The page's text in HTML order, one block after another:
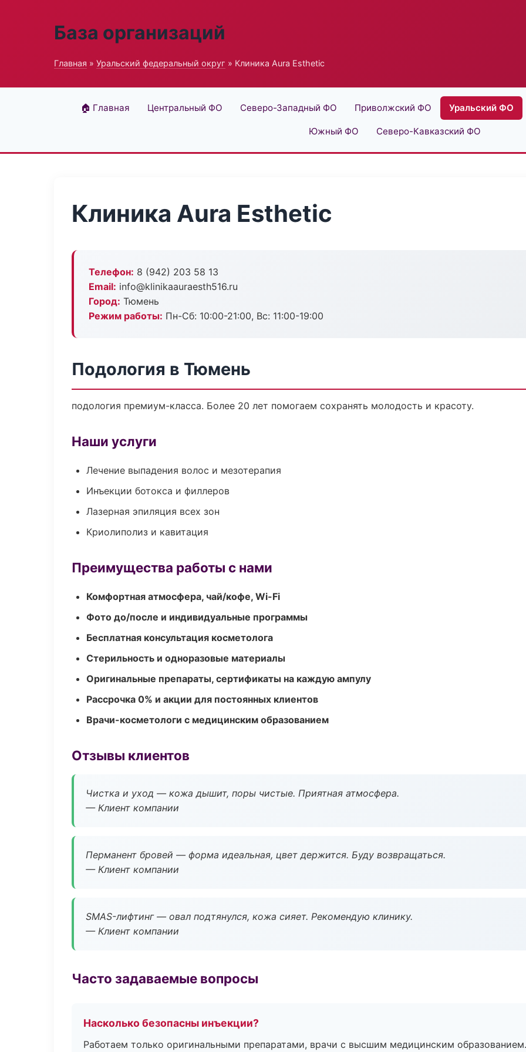
База организаций
Главная » Уральский федеральный округ » Клиника Aura Esthetic
🏠 Главная Центральный ФО Северо-Западный ФО Приволжский ФО Уральский ФО
Южный ФО Северо-Кавказский ФО
Клиника Aura Esthetic
Телефон: 8 (942) 203 58 13
Email: info@klinikaauraesth516.ru
Город: Тюмень
Режим работы: Пн-Сб: 10:00-21:00, Вс: 11:00-19:00
Подология в Тюмень
подология премиум-класса. Более 20 лет помогаем сохранять молодость и красоту.
Наши услуги
Лечение выпадения волос и мезотерапия
Инъекции ботокса и филлеров
Лазерная эпиляция всех зон
Криолиполиз и кавитация
Преимущества работы с нами
Комфортная атмосфера, чай/кофе, Wi-Fi
Фото до/после и индивидуальные программы
Бесплатная консультация косметолога
Стерильность и одноразовые материалы
Оригинальные препараты, сертификаты на каждую ампулу
Рассрочка 0% и акции для постоянных клиентов
Врачи-косметологи с медицинским образованием
Отзывы клиентов
Чистка и уход — кожа дышит, поры чистые. Приятная атмосфера.
— Клиент компании
Перманент бровей — форма идеальная, цвет держится. Буду возвращаться.
— Клиент компании
SMAS-лифтинг — овал подтянулся, кожа сияет. Рекомендую клинику.
— Клиент компании
Часто задаваемые вопросы
Насколько безопасны инъекции?
Работаем только оригинальными препаратами, врачи с высшим медицинским образованием.